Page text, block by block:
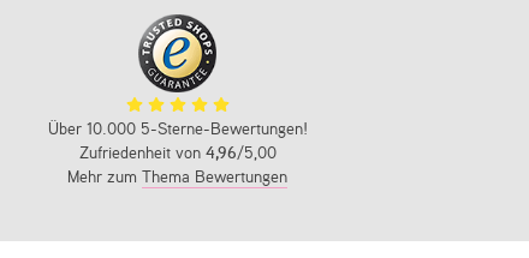
Über 10.000 5-Sterne-Bewertungen!
Zufriedenheit von 4,96/5,00
Mehr zumThema Bewertungen